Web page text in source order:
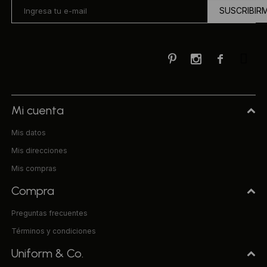

 
Mi cuenta
Mis datos
Mis direcciones
Mis compras
Compra
Preguntas frecuentes
Términos y condiciones
Uniform & Co.